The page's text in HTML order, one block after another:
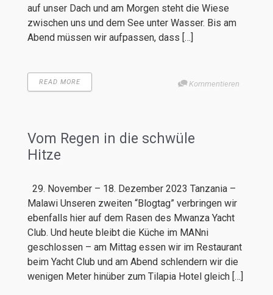
auf unser Dach und am Morgen steht die Wiese
zwischen uns und dem See unter Wasser. Bis am
Abend müssen wir aufpassen, dass […]
READ MORE Kommentieren
Vom Regen in die schwüle
Hitze
29. November – 18. Dezember 2023 Tanzania –
Malawi Unseren zweiten “Blogtag” verbringen wir
ebenfalls hier auf dem Rasen des Mwanza Yacht
Club. Und heute bleibt die Küche im MANni
geschlossen – am Mittag essen wir im Restaurant
beim Yacht Club und am Abend schlendern wir die
wenigen Meter hinüber zum Tilapia Hotel gleich […]